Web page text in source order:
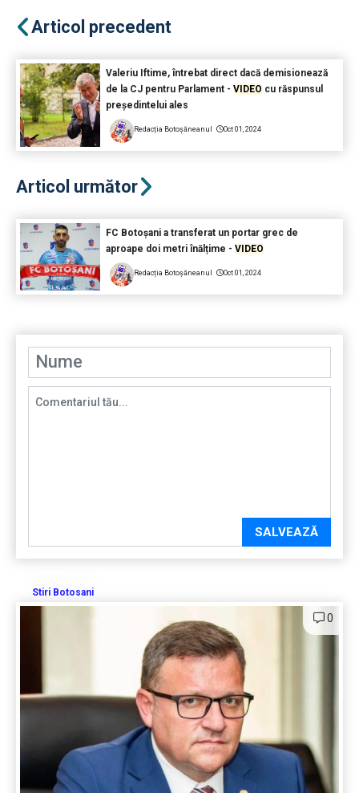
Articol precedent
Valeriu Iftime, întrebat direct dacă demisionează
de la CJ pentru Parlament - VIDEO cu răspunsul
președintelui ales
Redacția Botoșăneanul Oct 01, 2024
Articol următor
FC Botoșani a transferat un portar grec de
aproape doi metri înălțime - VIDEO
Redacția Botoșăneanul Oct 01, 2024
SALVEAZĂ
Stiri Botosani
0